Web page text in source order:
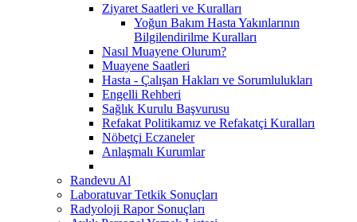
Ziyaret Saatleri ve Kuralları
Yoğun Bakım Hasta Yakınlarının
Bilgilendirilme Kuralları
Nasıl Muayene Olurum?
Muayene Saatleri
Hasta - Çalışan Hakları ve Sorumlulukları
Engelli Rehberi
Sağlık Kurulu Başvurusu
Refakat Politikamız ve Refakatçi Kuralları
Nöbetçi Eczaneler
Anlaşmalı Kurumlar
Randevu Al
Laboratuvar Tetkik Sonuçları
Radyoloji Rapor Sonuçları